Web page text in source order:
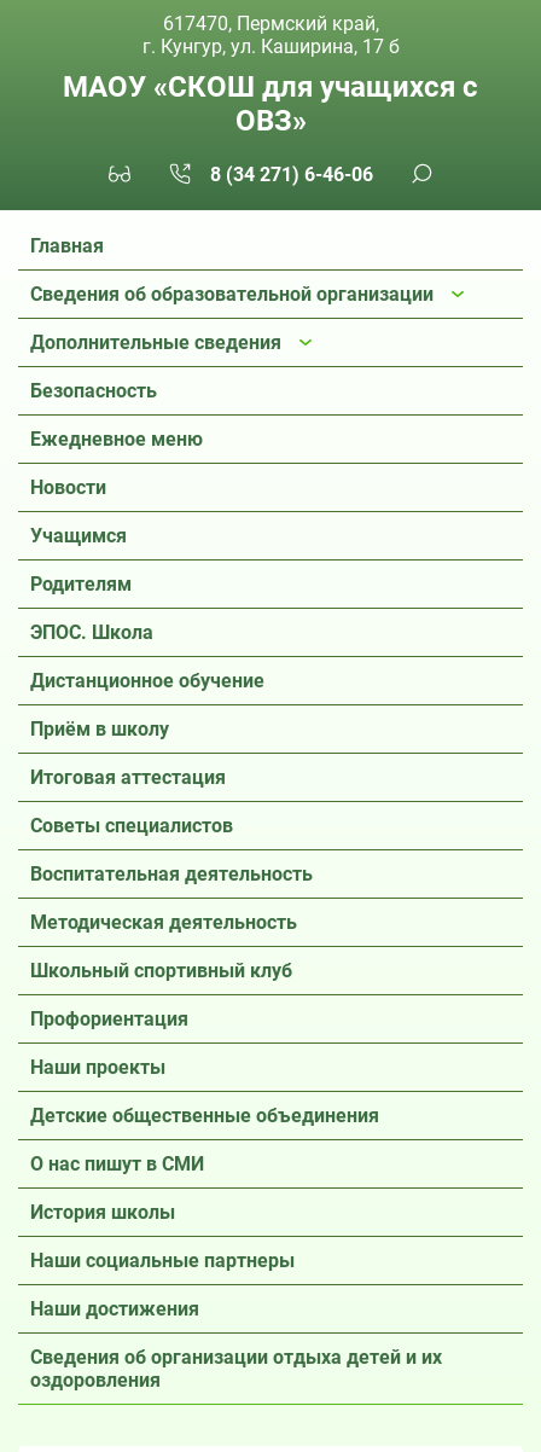
617470, Пермский край,
г. Кунгур, ул. Каширина, 17 б
МАОУ «СКОШ для учащихся с
ОВЗ»
8 (34 271) 6-46-06
Главная
Сведения об образовательной организации
Дополнительные сведения
Безопасность
Ежедневное меню
Новости
Учащимся
Родителям
ЭПОС. Школа
Дистанционное обучение
Приём в школу
Итоговая аттестация
Советы специалистов
Воспитательная деятельность
Методическая деятельность
Школьный спортивный клуб
Профориентация
Наши проекты
Детские общественные объединения
О нас пишут в СМИ
История школы
Наши социальные партнеры
Наши достижения
Сведения об организации отдыха детей и их
оздоровления